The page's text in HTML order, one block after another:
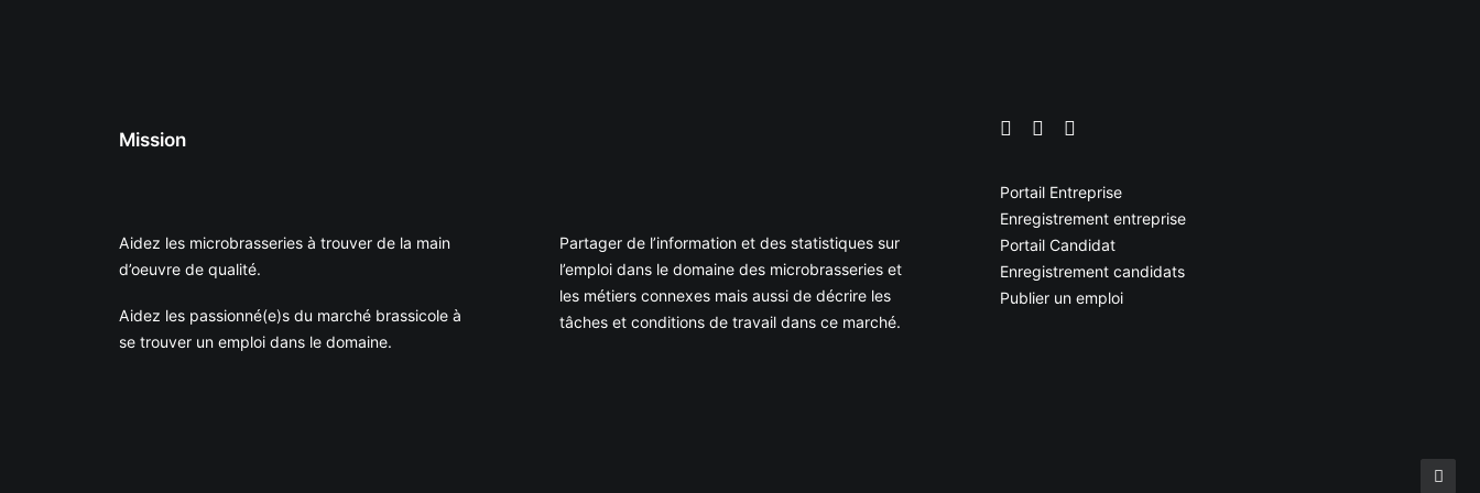
Mission
Aidez les microbrasseries à trouver de la main
d’oeuvre de qualité.
Aidez les passionné(e)s du marché brassicole à
se trouver un emploi dans le domaine.
Partager de l’information et des statistiques sur
l’emploi dans le domaine des microbrasseries et
les métiers connexes mais aussi de décrire les
tâches et conditions de travail dans ce marché.
Portail Entreprise
Enregistrement entreprise
Portail Candidat
Enregistrement candidats
Publier un emploi